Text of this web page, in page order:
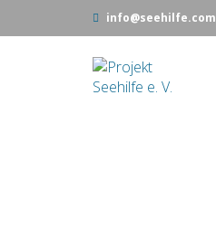
info@seehilfe.com